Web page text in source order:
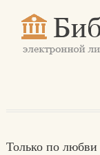
Только по любви